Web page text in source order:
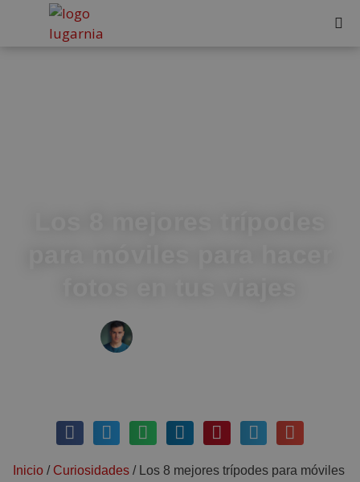
Inicio / Curiosidades /
Los 8 mejores trípodes para móviles